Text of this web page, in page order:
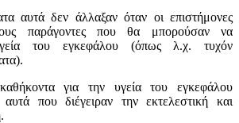
αυτά δεν άλλαξαν όταν οι επιστήμονες
παράγοντες που θα μπορούσαν να
του εγκεφάλου (όπως λ.χ. τυχόν
για την υγεία του εγκεφάλου
που διέγειραν την εκτελεστική και